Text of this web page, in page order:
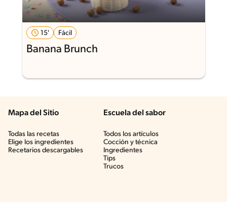
15' Fácil
Banana Brunch
Mapa del Sitio
Todas las recetas
Elige los ingredientes
Recetarios descargables
Escuela del sabor
Todos los artículos
Cocción y técnica
Ingredientes
Tips
Trucos